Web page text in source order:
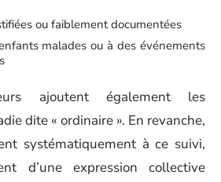
ou faiblement documentées
malades ou à des événements
ajoutent également les
dite « ordinaire ». En revanche,
systématiquement à ce suivi,
d’une expression collective